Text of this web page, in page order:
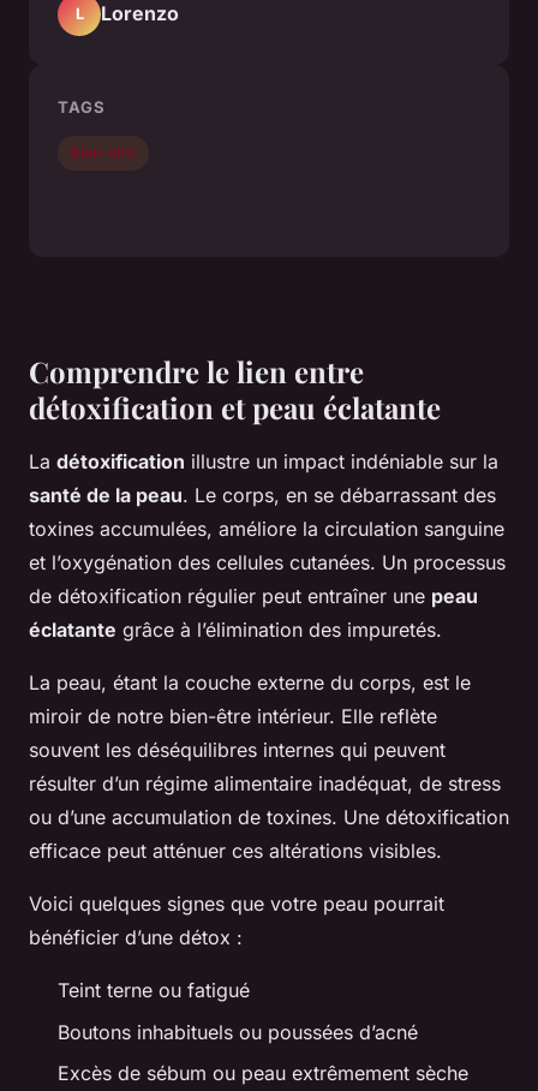
Comprendre le lien entre
détoxification et peau éclatante
La détoxification illustre un impact indéniable sur la
santé de la peau. Le corps, en se débarrassant des
toxines accumulées, améliore la circulation sanguine
et l’oxygénation des cellules cutanées. Un processus
de détoxification régulier peut entraîner une peau
éclatante grâce à l’élimination des impuretés.
La peau, étant la couche externe du corps, est le
miroir de notre bien-être intérieur. Elle reflète
souvent les déséquilibres internes qui peuvent
résulter d’un régime alimentaire inadéquat, de stress
ou d’une accumulation de toxines. Une détoxification
efficace peut atténuer ces altérations visibles.
Voici quelques signes que votre peau pourrait
bénéficier d’une détox :
Teint terne ou fatigué
Boutons inhabituels ou poussées d’acné
Excès de sébum ou peau extrêmement sèche
L Lorenzo
TAGS
Bien-etre